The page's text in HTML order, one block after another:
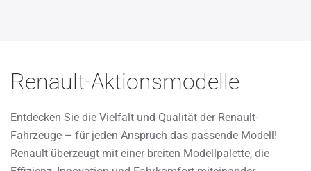
Renault-Aktionsmodelle
Entdecken Sie die Vielfalt und Qualität der Renault-
Fahrzeuge – für jeden Anspruch das passende Modell!
Renault überzeugt mit einer breiten Modellpalette, die